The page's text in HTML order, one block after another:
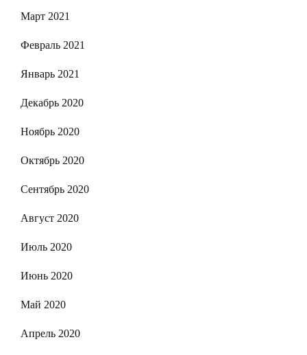
Март 2021
Февраль 2021
Январь 2021
Декабрь 2020
Ноябрь 2020
Октябрь 2020
Сентябрь 2020
Август 2020
Июль 2020
Июнь 2020
Май 2020
Апрель 2020